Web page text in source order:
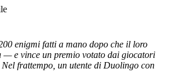
enigmi fatti a mano dopo che il loro
— e vince un premio votato dai giocatori
frattempo, un utente di Duolingo con